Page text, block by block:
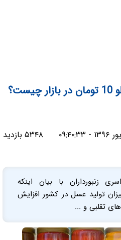
۵۳۴۸ بازدید
زنبورداران با بیان اینکه
تولید عسل در کشور افزایش
تقلبی و ...